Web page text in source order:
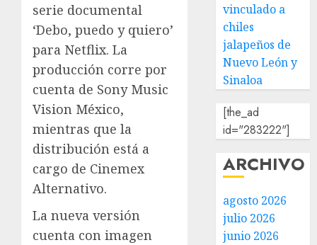
serie documental
‘Debo, puedo y quiero’
para Netflix. La
producción corre por
cuenta de Sony Music
Vision México,
mientras que la
distribución está a
cargo de Cinemex
Alternativo.
La nueva versión
cuenta con imagen
vinculado a
chiles
jalapeños de
Nuevo León y
Sinaloa
[the_ad
id="283222"]
ARCHIVO
agosto 2026
julio 2026
junio 2026